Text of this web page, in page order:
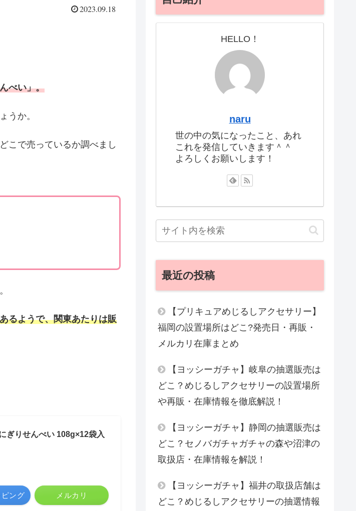
2023.09.18
べい」。
うか。
こで売っているか調べまし
るようで、関東あたりは販
ぎりせんべい 108g×12袋入
ング メルカリ
HELLO！
naru
世の中の気になったこと、あれ
これを発信していきます＾＾
よろしくお願いします！
最近の投稿
【プリキュアめじるしアクセサリー】
福岡の設置場所はどこ?発売日・再販・
メルカリ在庫まとめ
【ヨッシーガチャ】岐阜の抽選販売は
どこ？めじるしアクセサリーの設置場所
や再販・在庫情報を徹底解説！
【ヨッシーガチャ】静岡の抽選販売は
どこ？セノバガチャガチャの森や沼津の
取扱店・在庫情報を解説！
【ヨッシーガチャ】福井の取扱店舗は
どこ？めじるしアクセサリーの抽選情報